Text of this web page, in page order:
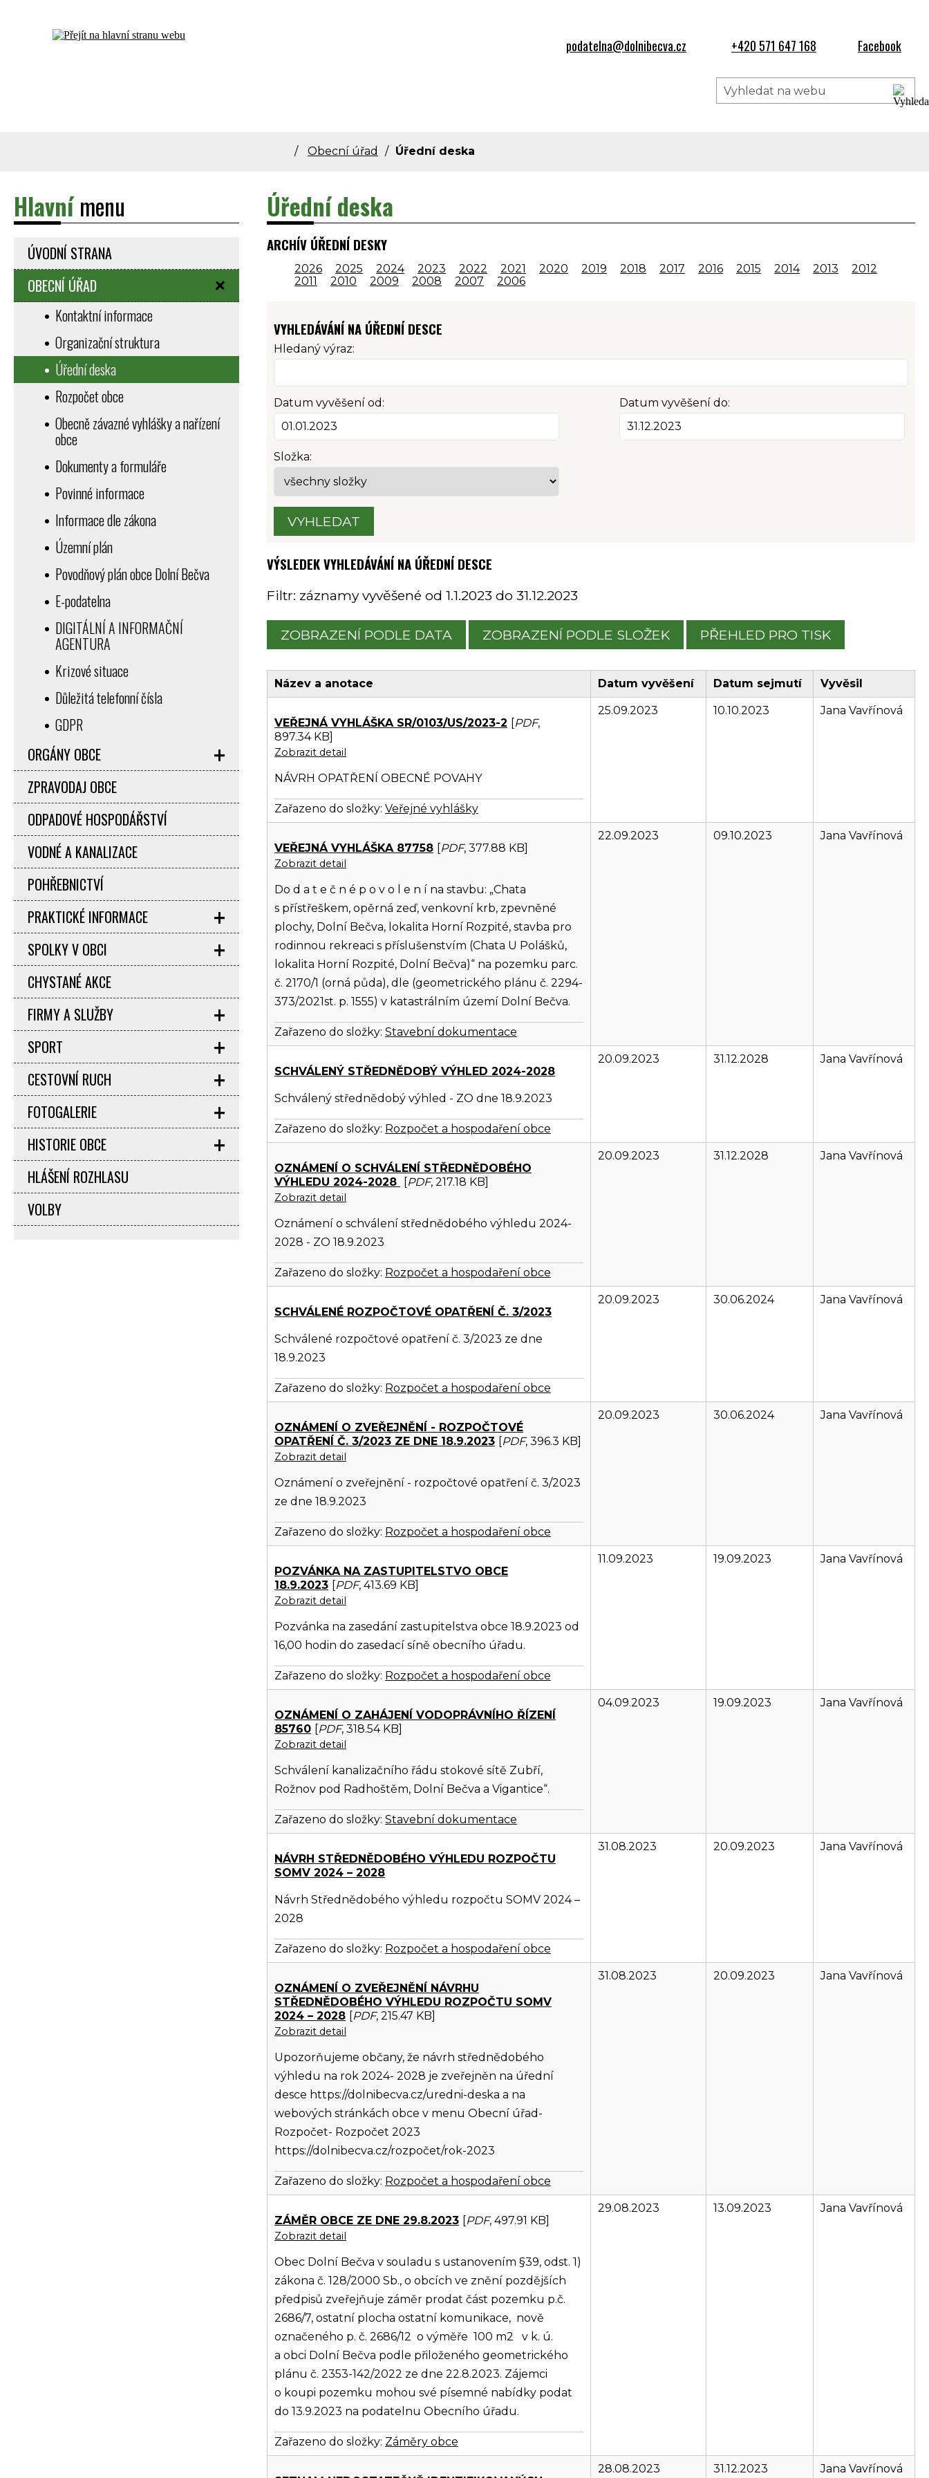
Dolní Bečva - oficiální stránky obce
podatelna@dolnibecva.cz +420 571 647 168 Facebook
Obecní úřad Úřední deska
Úřední deska
ARCHÍV ÚŘEDNÍ DESKY
2026 2025 2024 2023 2022 2021 2020 2019 2018 2017 2016 2015 2014 2013
2012
2011
2010 2009 2008 2007 2006
VYHLEDÁVÁNÍ NA ÚŘEDNÍ DESCE
Hledaný výraz:
Datum vyvěšení od: Datum vyvěšení do:
Složka:
VYHLEDAT
VÝSLEDEK VYHLEDÁVÁNÍ NA ÚŘEDNÍ DESCE
Filtr: záznamy vyvěšené od 1.1.2023 do 31.12.2023
ZOBRAZENÍ PODLE DATA ZOBRAZENÍ PODLE SLOŽEK PŘEHLED PRO TISK
Název a anotace Datum vyvěšení Datum sejmutí Vyvěsil
VEŘEJNÁ VYHLÁŠKA SR/0103/US/2023-2 [PDF,
897.34 KB]
Zobrazit detail
NÁVRH OPATŘENÍ OBECNÉ POVAHY
Zařazeno do složky: Veřejné vyhlášky
25.09.2023 10.10.2023 Jana Vavřínová
VEŘEJNÁ VYHLÁŠKA 87758 [PDF, 377.88 KB]
Zobrazit detail
Do d a t e č n é p o v o l e n í na stavbu: „Chata
s přístřeškem, opěrná zeď, venkovní krb, zpevněné
plochy, Dolní Bečva, lokalita Horní Rozpité, stavba pro
rodinnou rekreaci s příslušenstvím (Chata U Polášků,
lokalita Horní Rozpité, Dolní Bečva)“ na pozemku parc.
č. 2170/1 (orná půda), dle (geometrického plánu č. 2294-
373/2021st. p. 1555) v katastrálním území Dolní Bečva.
Zařazeno do složky: Stavební dokumentace
22.09.2023 09.10.2023 Jana Vavřínová
SCHVÁLENÝ STŘEDNĚDOBÝ VÝHLED 2024-2028
Schválený střednědobý výhled - ZO dne 18.9.2023
Zařazeno do složky: Rozpočet a hospodaření obce
20.09.2023 31.12.2028 Jana Vavřínová
OZNÁMENÍ O SCHVÁLENÍ STŘEDNĚDOBÉHO
VÝHLEDU 2024-2028
[PDF, 217.18 KB]
Zobrazit detail
Oznámení o schválení střednědobého výhledu 2024-
2028 - ZO 18.9.2023
Zařazeno do složky: Rozpočet a hospodaření obce
20.09.2023 31.12.2028 Jana Vavřínová
SCHVÁLENÉ ROZPOČTOVÉ OPATŘENÍ Č. 3/2023
Schválené rozpočtové opatření č. 3/2023 ze dne
18.9.2023
Zařazeno do složky: Rozpočet a hospodaření obce
20.09.2023 30.06.2024 Jana Vavřínová
OZNÁMENÍ O ZVEŘEJNĚNÍ - ROZPOČTOVÉ
OPATŘENÍ Č. 3/2023 ZE DNE 18.9.2023 [PDF, 396.3 KB]
Zobrazit detail
Oznámení o zveřejnění - rozpočtové opatření č. 3/2023
ze dne 18.9.2023
Zařazeno do složky: Rozpočet a hospodaření obce
20.09.2023 30.06.2024 Jana Vavřínová
POZVÁNKA NA ZASTUPITELSTVO OBCE
18.9.2023 [PDF, 413.69 KB]
Zobrazit detail
Pozvánka na zasedání zastupitelstva obce 18.9.2023 od
16,00 hodin do zasedací síně obecního úřadu.
Zařazeno do složky: Rozpočet a hospodaření obce
11.09.2023 19.09.2023 Jana Vavřínová
OZNÁMENÍ O ZAHÁJENÍ VODOPRÁVNÍHO ŘÍZENÍ
85760 [PDF, 318.54 KB]
Zobrazit detail
Schválení kanalizačního řádu stokové sítě Zubří,
Rožnov pod Radhoštěm, Dolní Bečva a Vigantice“.
Zařazeno do složky: Stavební dokumentace
04.09.2023 19.09.2023 Jana Vavřínová
NÁVRH STŘEDNĚDOBÉHO VÝHLEDU ROZPOČTU
SOMV 2024 – 2028
Návrh Střednědobého výhledu rozpočtu SOMV 2024 –
2028
Zařazeno do složky: Rozpočet a hospodaření obce
31.08.2023 20.09.2023 Jana Vavřínová
OZNÁMENÍ O ZVEŘEJNĚNÍ NÁVRHU
STŘEDNĚDOBÉHO VÝHLEDU ROZPOČTU SOMV
2024 – 2028 [PDF, 215.47 KB]
Zobrazit detail
Upozorňujeme občany, že návrh střednědobého
výhledu na rok 2024- 2028 je zveřejněn na úřední
desce https://dolnibecva.cz/uredni-deska a na
webových stránkách obce v menu Obecní úřad-
Rozpočet- Rozpočet 2023
https://dolnibecva.cz/rozpočet/rok-2023
Zařazeno do složky: Rozpočet a hospodaření obce
31.08.2023 20.09.2023 Jana Vavřínová
ZÁMĚR OBCE ZE DNE 29.8.2023 [PDF, 497.91 KB]
Zobrazit detail
Obec Dolní Bečva v souladu s ustanovením §39, odst. 1)
zákona č. 128/2000 Sb., o obcích ve znění pozdějších
předpisů zveřejňuje záměr prodat část pozemku p.č.
2686/7, ostatní plocha ostatní komunikace, nově
označeného p. č. 2686/12 o výměře 100 m2 v k. ú.
a obci Dolní Bečva podle přiloženého geometrického
plánu č. 2353-142/2022 ze dne 22.8.2023. Zájemci
o koupi pozemku mohou své písemné nabídky podat
do 13.9.2023 na podatelnu Obecního úřadu.
Zařazeno do složky: Záměry obce
29.08.2023 13.09.2023 Jana Vavřínová
28.08.2023 31.12.2023 Jana Vavřínová
Hlavnímenu
ÚVODNÍ STRANA
OBECNÍ ÚŘAD
Kontaktní informace
Organizační struktura
Úřední deska
Rozpočet obce
Obecně závazné vyhlášky a nařízení
obce
Dokumenty a formuláře
Povinné informace
Informace dle zákona
Územní plán
Povodňový plán obce Dolní Bečva
E-podatelna
DIGITÁLNÍ A INFORMAČNÍ
AGENTURA
Krizové situace
Důležitá telefonní čísla
GDPR
ORGÁNY OBCE
ZPRAVODAJ OBCE
ODPADOVÉ HOSPODÁŘSTVÍ
VODNÉ A KANALIZACE
POHŘEBNICTVÍ
PRAKTICKÉ INFORMACE
SPOLKY V OBCI
CHYSTANÉ AKCE
FIRMY A SLUŽBY
SPORT
CESTOVNÍ RUCH
FOTOGALERIE
HISTORIE OBCE
HLÁŠENÍ ROZHLASU
VOLBY